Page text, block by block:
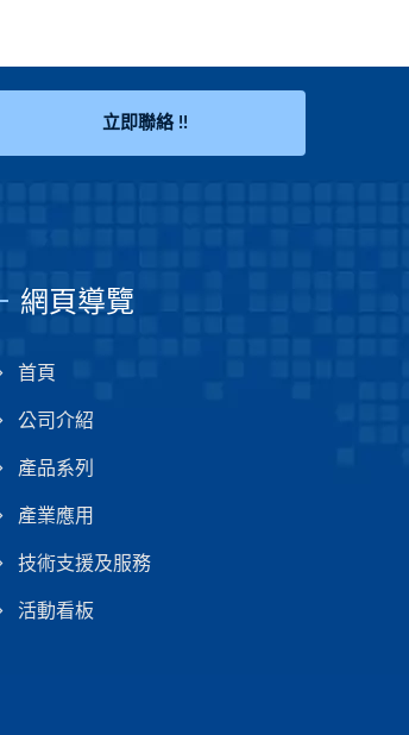
立即聯絡 !!
網頁導覽
首頁
公司介紹
產品系列
產業應用
技術支援及服務
活動看板